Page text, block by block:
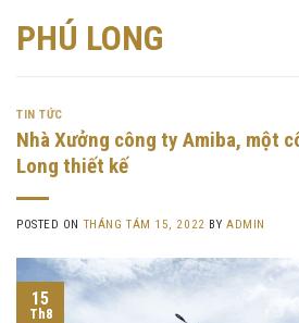
PHÚ LONG
TIN TỨC
Nhà Xưởng công ty Amiba, một
Long thiết kế
POSTED ON THÁNG TÁM 15, 2022 BY ADMIN
15
Th8